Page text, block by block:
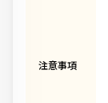
注意事項